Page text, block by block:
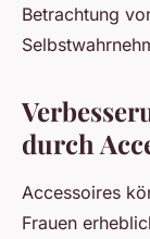
Betrachtung
durch
Accessoires
Frauen